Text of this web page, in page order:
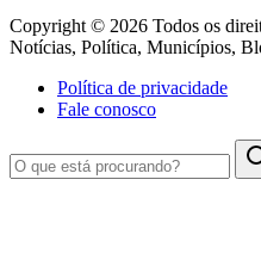
Copyright © 2026 Todos os
Notícias, Política, Municípios,
Política de privacidade
Fale conosco